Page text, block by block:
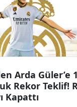
Arda Güler’e
Rekor Teklif!
Kapattı